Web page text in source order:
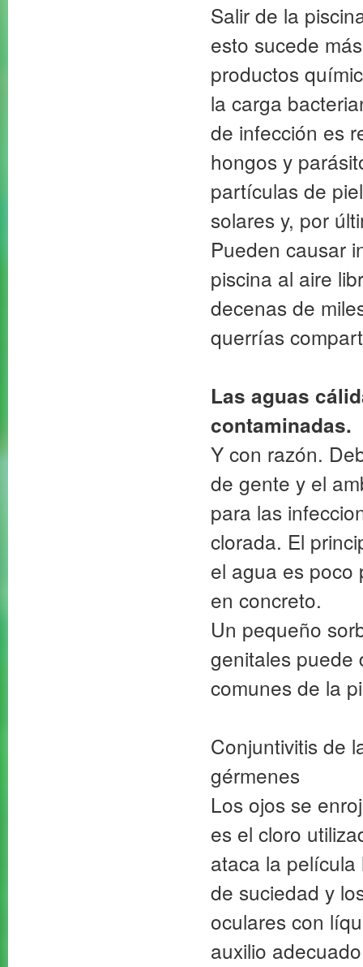
Salir de la
esto sucede
productos
la carga
de infección es
hongos y
partículas de
solares y, por
Pueden causar
piscina al aire
decenas de
querrías
Las aguas
contaminadas.
Y con razón.
de gente y el
para las
clorada. El
el agua es poco
en concreto.
Un pequeño
genitales puede
comunes de la
Conjuntivitis de
gérmenes
Los ojos se
es el cloro
ataca la
de suciedad y
oculares con
auxilio